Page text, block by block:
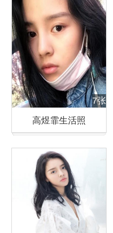
7张
高煜霏生活照